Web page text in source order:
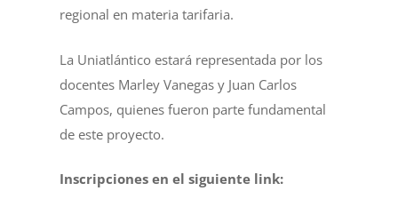
regional en materia tarifaria.
La Uniatlántico estará representada por los
docentes Marley Vanegas y Juan Carlos
Campos, quienes fueron parte fundamental
de este proyecto.
Inscripciones en el siguiente link: